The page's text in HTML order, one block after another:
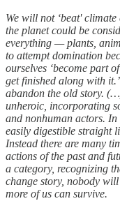
We will not ‘beat'
the planet could be
everything — plants,
to attempt domination
ourselves ‘become part
get finished along with
abandon the old story.
unheroic, incorporating
and nonhuman actors. In
easily digestible straight
Instead there are many
actions of the past and
a category, recognizing
change story, nobody
more of us can survive.